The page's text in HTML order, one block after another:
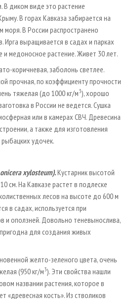
В диком виде это растение
В горах Кавказа забирается на
В России распространено
Ирга выращивается в садах и парках
медоносное растение. Живет 30 лет.
коричневая, заболонь светлее.
прочная, по коэффициенту прочности
тяжелая (до 1000 кг/м3), хорошо
в России не ведется. Сушка
или в камерах СВЧ. Древесина
а также для изготовления
удочек.
xylosteum).Кустарник высотой
см. На Кавказе растет в подлеске
лесов на высоте до 600 м
в садах, используется при
и оползней. Довольно теневынослива,
для создания живых
желто-зеленого цвета, очень
(950 кг/м3). Эти свойства нашли
названии растения, которое в
«древесная кость». Из стволиков